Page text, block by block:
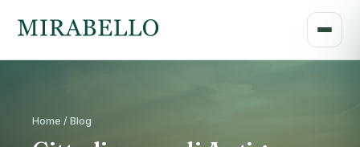
Home / Blog